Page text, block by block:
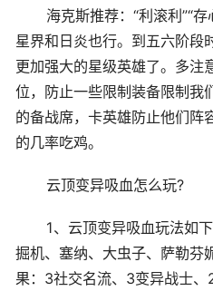
海克斯推荐：“利滚利”“
星界和日炎也行。到五六阶段
更加强大的星级英雄了。多注
位，防止一些限制装备限制我
的备战席，卡英雄防止他们阵
的几率吃鸡。
云顶变异吸血怎么玩?
1、云顶变异吸血玩法如
掘机、塞纳、大虫子、萨勒芬
果：3社交名流、3变异战士